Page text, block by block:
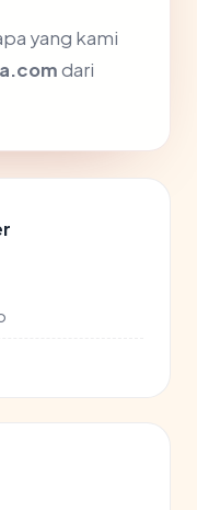
yang kami
dari